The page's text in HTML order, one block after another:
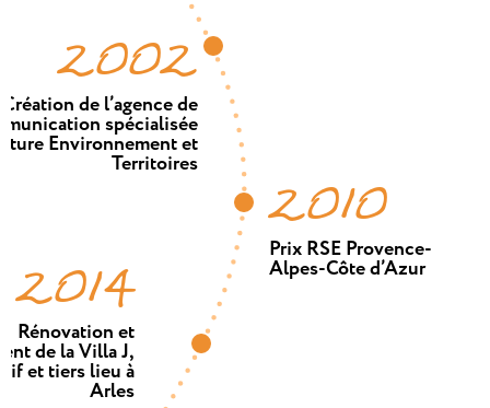
2002
Création de l’agence de
spécialisée
Environnement et
Territoires 2010
Prix RSE Provence-
Alpes-Côte d’Azur
2014
Rénovation et
de la Villa J,
et tiers lieu à
Arles